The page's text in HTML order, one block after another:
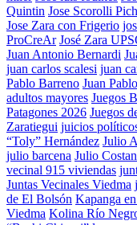
Quintin Jose Scorolli
Jose Zara con Frigerio
ProCreAr José Zara
Juan Antonio Bernardi
juan carlos scalesi juan
Pablo Barreno Juan
adultos mayores Juegos
Patagones 2026 Juegos
Zaratiegui juicios
“Toly” Hernández Julio
julio barcena Julio
vecinal 915 viviendas
Juntas Vecinales Viedma
de El Bolsón Kapanga
Viedma Kolina Río